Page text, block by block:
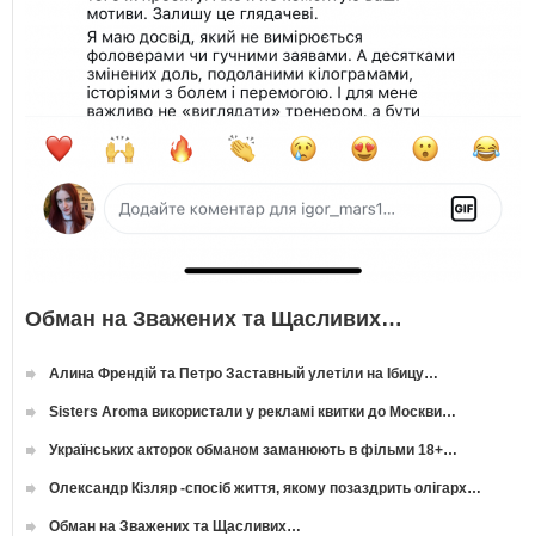
Обман на Зважених та Щасливих…
Алина Френдій та Петро Заставный улетіли на Ібицу…
Sisters Aroma використали у рекламі квитки до Москви…
Українських акторок обманом заманюють в фільми 18+…
Олександр Кізляр -спосіб життя, якому позаздрить олігарх…
Обман на Зважених та Щасливих…